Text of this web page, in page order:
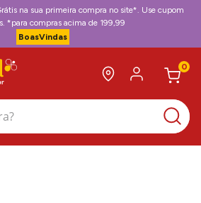
na sua primeira compra no site*. Use cupom
*para compras acima de 199,99
BoasVindas
0